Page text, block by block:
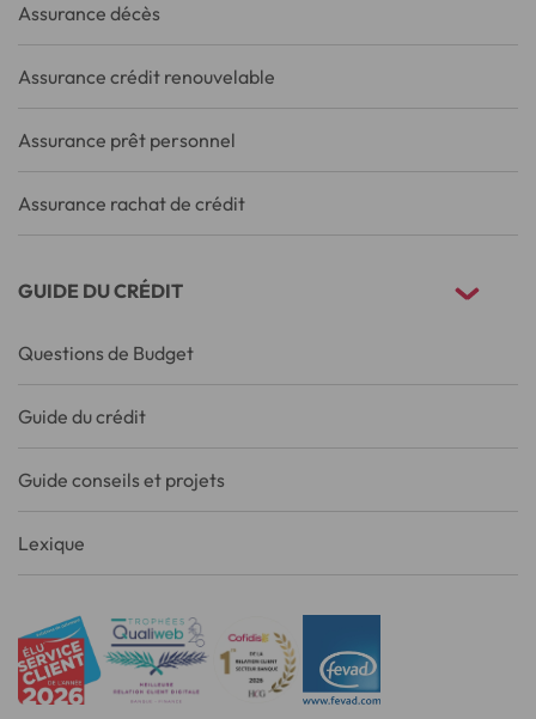
Assurance décès
Assurance crédit renouvelable
Assurance prêt personnel
Assurance rachat de crédit
GUIDE DU CRÉDIT
Questions de Budget
Guide du crédit
Guide conseils et projets
Lexique